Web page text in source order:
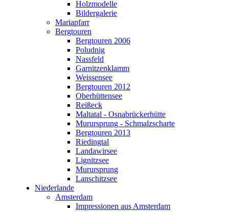
Maltatal - Osnabrückerhütte
Murursprung - Schmalzscharte
Bergtouren 2013
Riedingtal
Landawirsee
Lignitzsee
Murursprung
Lanschitzsee
Niederlande
Amsterdam
Impressionen aus Amsterdam
Amsterdam 2014
Wetter Niederlande
Frankreich
Strassbourg
Notre Dame
Sacre Coeur
Stadtansichten
Wetter Frankreich
Großbritannien
Holzmodelle
Bildergalerie
Mariapfarr
Bergtouren
Bergtouren 2006
Poludnig
Nassfeld
Garnitzenklamm
Weissensee
Bergtouren 2012
Oberhüttensee
Reißeck
Maltatal - Osnabrückerhütte
Murursprung - Schmalzscharte
Bergtouren 2013
Riedingtal
Landawirsee
Lignitzsee
Murursprung
Lanschitzsee
Niederlande
Amsterdam
Impressionen aus Amsterdam